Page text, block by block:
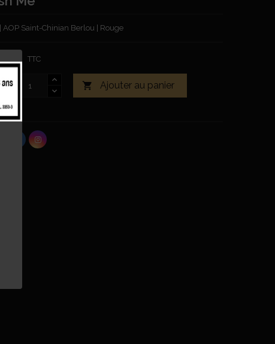
AOP Saint-Chinian Berlou | Rouge
€ TTC
 Ajouter au panier